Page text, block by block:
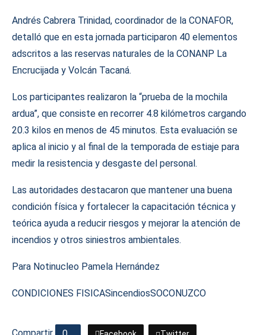
Andrés Cabrera Trinidad, coordinador de la CONAFOR,
detalló que en esta jornada participaron 40 elementos
adscritos a las reservas naturales de la CONANP La
Encrucijada y Volcán Tacaná.
Los participantes realizaron la “prueba de la mochila
ardua”, que consiste en recorrer 4.8 kilómetros cargando
20.3 kilos en menos de 45 minutos. Esta evaluación se
aplica al inicio y al final de la temporada de estiaje para
medir la resistencia y desgaste del personal.
Las autoridades destacaron que mantener una buena
condición física y fortalecer la capacitación técnica y
teórica ayuda a reducir riesgos y mejorar la atención de
incendios y otros siniestros ambientales.
Para Notinucleo Pamela Hernández
CONDICIONES FISICASincendiosSOCONUZCO